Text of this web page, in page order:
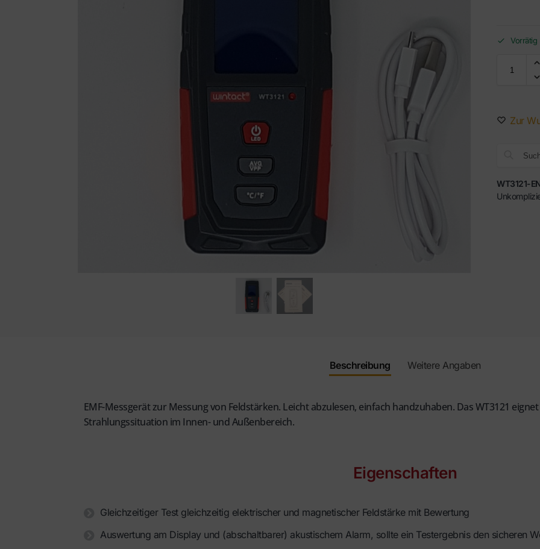
Vorrätig
Zur
WT3121-
Beschreibung Weitere Angaben
EMF-Messgerät zur Messung von Feldstärken. Leicht abzulesen, einfach handzuhaben. Das WT3121
Strahlungssituation im Innen- und Außenbereich.
Eigenschaften
Gleichzeitiger Test gleichzeitig elektrischer und magnetischer Feldstärke mit Bewertung
Auswertung am Display und (abschaltbarer) akustischem Alarm, sollte ein Testergebnis den sicheren